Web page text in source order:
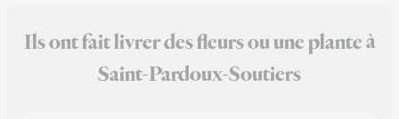
Ils ont fait livrer des fleurs ou une plante à
Saint-Pardoux-Soutiers